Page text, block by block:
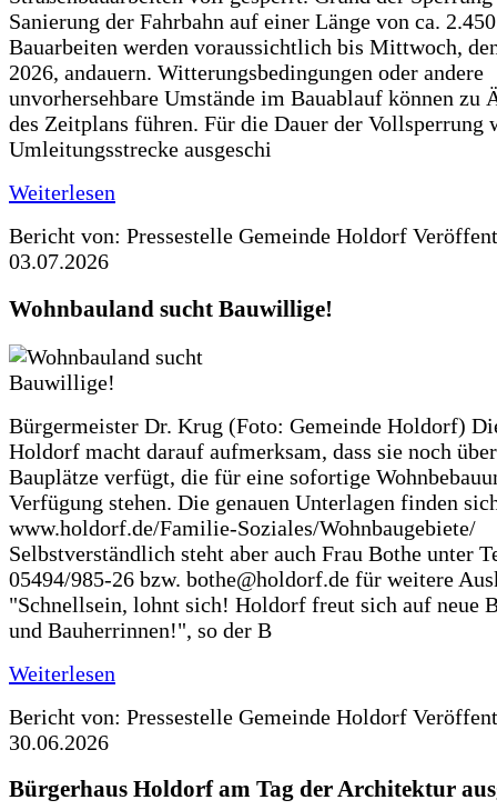
Sanierung der Fahrbahn auf einer Länge von ca.
Bauarbeiten werden voraussichtlich bis Mittwoch,
2026, andauern. Witterungsbedingungen oder andere
unvorhersehbare Umstände im Bauablauf können zu
des Zeitplans führen. Für die Dauer der Vollsperrung
Umleitungsstrecke ausgeschi
Weiterlesen
Bericht von: Pressestelle Gemeinde Holdorf
03.07.2026
Wohnbauland sucht Bauwillige!
Bürgermeister Dr. Krug (Foto: Gemeinde Holdorf)
Holdorf macht darauf aufmerksam, dass sie noch
Bauplätze verfügt, die für eine sofortige
Verfügung stehen. Die genauen Unterlagen finden
www.holdorf.de/Familie-Soziales/Wohnbaugebiete/
Selbstverständlich steht aber auch Frau Bothe unter
05494/985-26 bzw. bothe@holdorf.de für weitere
"Schnellsein, lohnt sich! Holdorf freut sich auf neue
und Bauherrinnen!", so der B
Weiterlesen
Bericht von: Pressestelle Gemeinde Holdorf
30.06.2026
Bürgerhaus Holdorf am Tag der Architektur